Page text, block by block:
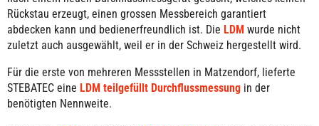
Rückstau erzeugt, einen grossen Messbereich garantiert
abdecken kann und bedienerfreundlich ist. Die LDM wurde nicht
zuletzt auch ausgewählt, weil er in der Schweiz hergestellt wird.
Für die erste von mehreren Messstellen in Matzendorf, lieferte
STEBATEC eine LDM teilgefüllt Durchflussmessung in der
benötigten Nennweite.